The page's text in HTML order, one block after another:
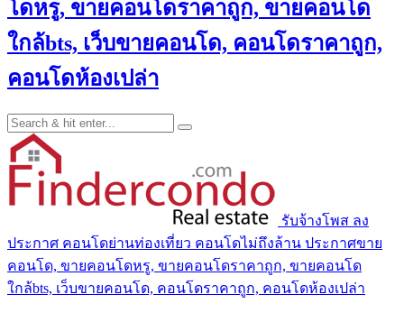
โดหรู, ขายคอนโดราคาถูก, ขายคอนโด
ใกล้bts, เว็บขายคอนโด, คอนโดราคาถูก,
คอนโดห้องเปล่า
รับจ้างโพส ลง
ประกาศ คอนโดย่านท่องเที่ยว คอนโดไม่ถึงล้าน ประกาศขาย
คอนโด, ขายคอนโดหรู, ขายคอนโดราคาถูก, ขายคอนโด
ใกล้bts, เว็บขายคอนโด, คอนโดราคาถูก, คอนโดห้องเปล่า